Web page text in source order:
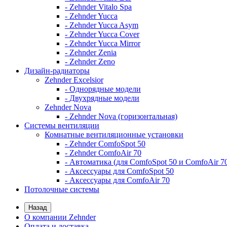
- Zehnder Vitalo Spa
- Zehnder Yucca
- Zehnder Yucca Asym
- Zehnder Yucca Cover
- Zehnder Yucca Mirror
- Zehnder Zenia
- Zehnder Zeno
Дизайн-радиаторы
Zehnder Excelsior
- Однорядные модели
- Двухрядные модели
Zehnder Nova
- Zehnder Nova (горизонтальная)
Системы вентиляции
Комнатные вентиляционные установки
- Zehnder ComfoSpot 50
- Zehnder ComfoAir 70
- Автоматика (для ComfoSpot 50 и ComfoAir
- Аксессуары для ComfoSpot 50
- Аксессуары для ComfoAir 70
Потолочные системы
Назад
О компании Zehnder